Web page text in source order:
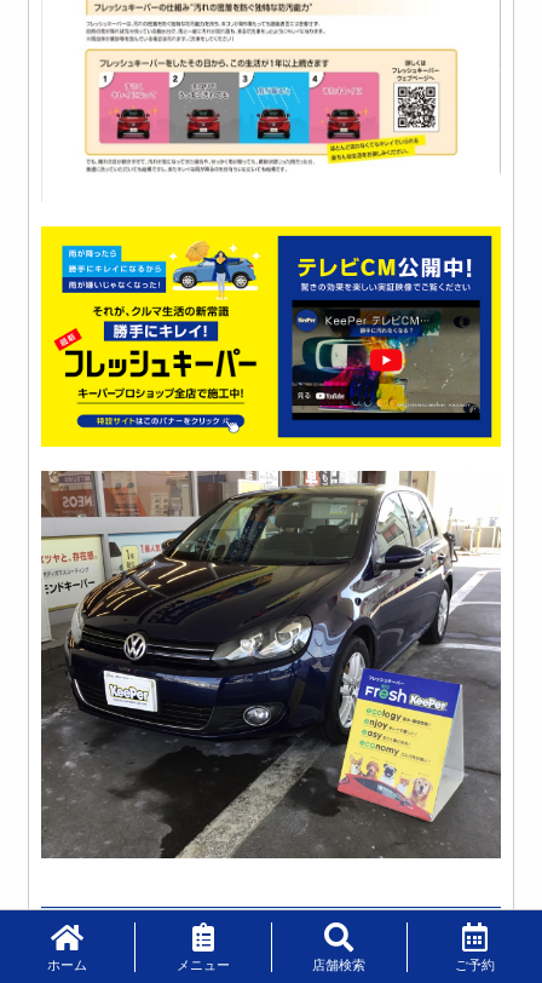
コーティングメニューは画像をクリッ
ク！！
ホーム メニュー 店舗検索 ご予約